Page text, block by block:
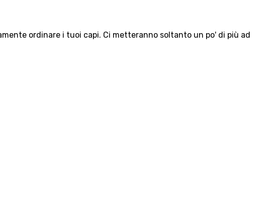
ordinare i tuoi capi. Ci metteranno soltanto un po' di più ad